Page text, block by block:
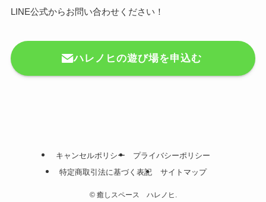
LINE公式からお問い合わせください！
ハレノヒの遊び場を申込む
キャンセルポリシー
プライバシーポリシー
特定商取引法に基づく表記
サイトマップ
©癒しスペース ハレノヒ.